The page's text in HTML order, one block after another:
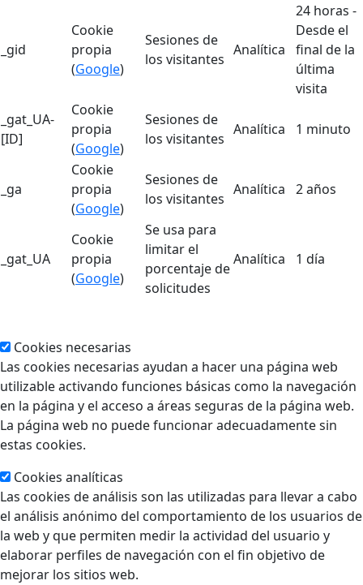
_gid
Cookie
propia
(Google)
Sesiones de
los visitantes
Analítica
24 horas -
Desde el
final de la
última
visita
_gat_UA-
[ID]
Cookie
propia
(Google)
Sesiones de
los visitantes
Analítica 1 minuto
_ga
Cookie
propia
(Google)
Sesiones de
los visitantes
Analítica 2 años
_gat_UA
Cookie
propia
(Google)
Se usa para
limitar el
porcentaje de
solicitudes
Analítica 1 día
Cookies necesarias
Las cookies necesarias ayudan a hacer una página web
utilizable activando funciones básicas como la navegación
en la página y el acceso a áreas seguras de la página web.
La página web no puede funcionar adecuadamente sin
estas cookies.
Cookies analíticas
Las cookies de análisis son las utilizadas para llevar a cabo
el análisis anónimo del comportamiento de los usuarios de
la web y que permiten medir la actividad del usuario y
elaborar perfiles de navegación con el fin objetivo de
mejorar los sitios web.